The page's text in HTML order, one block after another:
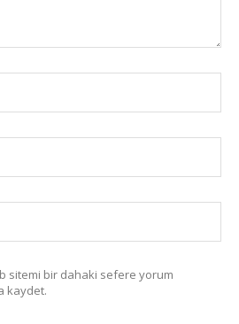
sitemi bir dahaki sefere yorum
kaydet.